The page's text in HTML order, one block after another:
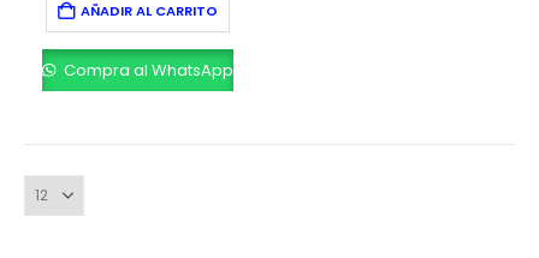
AÑADIR AL CARRITO
Compra al WhatsApp